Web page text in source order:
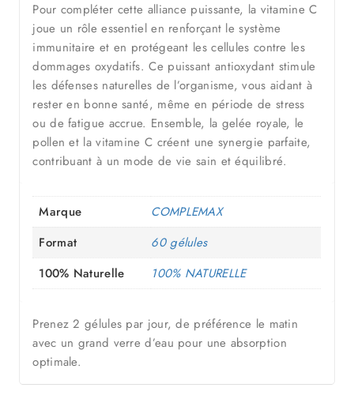
Pour compléter cette alliance puissante, la vitamine C
joue un rôle essentiel en renforçant le système
immunitaire et en protégeant les cellules contre les
dommages oxydatifs. Ce puissant antioxydant stimule
les défenses naturelles de l’organisme, vous aidant à
rester en bonne santé, même en période de stress
ou de fatigue accrue. Ensemble, la gelée royale, le
pollen et la vitamine C créent une synergie parfaite,
contribuant à un mode de vie sain et équilibré.
Marque
COMPLEMAX
Format
60 gélules
100% Naturelle
100% NATURELLE
Prenez 2 gélules par jour, de préférence le matin
avec un grand verre d’eau pour une absorption
optimale.